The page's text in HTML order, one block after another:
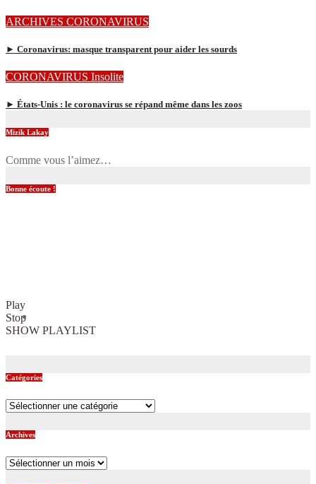
ARCHIVES CORONAVIRUS
► Coronavirus: masque transparent pour aider les sourds
CORONAVIRUS Insolite
► États-Unis : le coronavirus se répand même dans les zoos
Mizik Lakay
Comme vous l’aimez…
Bonne écoute !
Play
Stop
SHOW PLAYLIST
Catégories
Catégories
Archives
Archives